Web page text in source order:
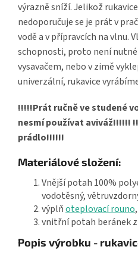
výrazně sníží. Jelikož
nedoporučuje se je prát v
vodě a v přípravcích na vlnu.
schopnosti, proto není
vysavačem, nebo v zimě
univerzální, rukavice
!!!!!Prát ručně ve studené
nesmí používat aviváž!!!!!!
prádlo!!!!!!
Materiálové složení:
Vnější potah 100%
vodotěsný,
výplňoteplovací rouno,
vnitřní potah beránek
Popis výrobku -